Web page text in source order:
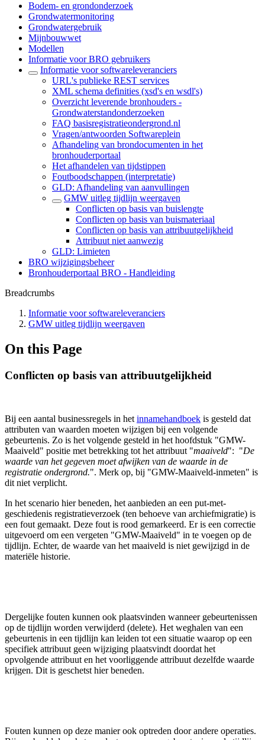
Bodem- en grondonderzoek
Grondwatermonitoring
Grondwatergebruik
Mijnbouwwet
Modellen
Informatie voor BRO gebruikers
Informatie voor softwareleveranciers
URL's publieke REST services
XML schema definities (xsd's en wsdl's)
Overzicht leverende bronhouders -
Grondwaterstandonderzoeken
FAQ basisregistratieondergrond.nl
Vragen/antwoorden Softwareplein
Afhandeling van brondocumenten in het
bronhouderportaal
Het afhandelen van tijdstippen
Foutboodschappen (interpretatie)
GLD: Afhandeling van aanvullingen
GMW uitleg tijdlijn weergaven
Conflicten op basis van buislengte
Conflicten op basis van buismateriaal
Conflicten op basis van attribuutgelijkheid
Attribuut niet aanwezig
GLD: Limieten
BRO wijzigingsbeheer
Bronhouderportaal BRO - Handleiding
Breadcrumbs
Informatie voor softwareleveranciers
GMW uitleg tijdlijn weergaven
On this Page
Conflicten op basis van attribuutgelijkheid
Bij een aantal businessregels in het innamehandboek is gesteld dat
attributen van waarden moeten wijzigen bij een volgende
gebeurtenis. Zo is het volgende gesteld in het hoofdstuk "GMW-
Maaiveld" positie met betrekking tot het attribuut "maaiveld": "De
waarde van het gegeven moet afwijken van de waarde in de
registratie ondergrond.". Merk op, bij "GMW-Maaiveld-inmeten" is
dit niet verplicht.
In het scenario hier beneden, het aanbieden an een put-met-
geschiedenis registratieverzoek (ten behoeve van archiefmigratie) is
een fout gemaakt. Deze fout is rood gemarkeerd. Er is een correctie
uitgevoerd om een vergeten "GMW-Maaiveld" in te voegen op de
tijdlijn. Echter, de waarde van het maaiveld is niet gewijzigd in de
materiële historie.
Dergelijke fouten kunnen ook plaatsvinden wanneer gebeurtenissen
op de tijdlijn worden verwijderd (delete). Het weghalen van een
gebeurtenis in een tijdlijn kan leiden tot een situatie waarop op een
specifiek attribuut geen wijziging plaatsvindt doordat het
opvolgende attribuut en het voorliggende attribuut dezelfde waarde
krijgen. Dit is geschetst hier beneden.
Fouten kunnen op deze manier ook optreden door andere operaties.